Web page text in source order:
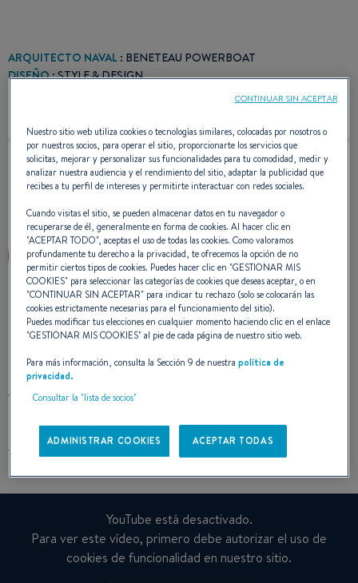
ARQUITECTO NAVAL : BENETEAU POWERBOAT
DISEÑO: STYLE & DESIGN
PREMIO(S)
VER EL VÍDEO
YouTube está desactivado.
Para ver este vídeo, primero debe autorizar el uso de
cookies de funcionalidad en nuestro sitio.
Nuestro sitio web utiliza cookies o tecnologías similares, colocadas por nosotros o
por nuestros socios, para operar el sitio, proporcionarte los servicios que
solicitas, mejorar y personalizar sus funcionalidades para tu comodidad, medir y
analizar nuestra audiencia y el rendimiento del sitio, adaptar la publicidad que
recibes a tu perfil de intereses y permitirte interactuar con redes sociales.
Cuando visitas el sitio, se pueden almacenar datos en tu navegador o
recuperarse de él, generalmente en forma de cookies. Al hacer clic en
"ACEPTAR TODO", aceptas el uso de todas las cookies. Como valoramos
profundamente tu derecho a la privacidad, te ofrecemos la opción de no
permitir ciertos tipos de cookies. Puedes hacer clic en "GESTIONAR MIS
COOKIES" para seleccionar las categorías de cookies que deseas aceptar, o en
"CONTINUAR SIN ACEPTAR" para indicar tu rechazo (solo se colocarán las
cookies estrictamente necesarias para el funcionamiento del sitio).
Puedes modificar tus elecciones en cualquier momento haciendo clic en el enlace
"GESTIONAR MIS COOKIES" al pie de cada página de nuestro sitio web.
Para más información, consulta la Sección 9 de nuestrapolítica de
privacidad.
Consultar la "lista de socios"
ADMINISTRAR COOKIES ACEPTAR TODAS
CONTINUAR SIN ACEPTAR